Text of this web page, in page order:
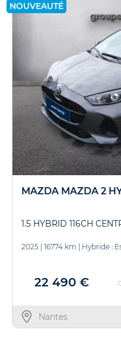
NOUVEAUTÉ
MAZDA MAZDA 2
1.5 HYBRID 116CH
2025 | 16774 km | Hybride :
22 490 €
Nantes